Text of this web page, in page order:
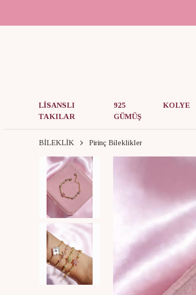
LİSANSLI
TAKILAR
925
GÜMÜŞ
KOLYE
BİLEKLİK Pirinç Bileklikler